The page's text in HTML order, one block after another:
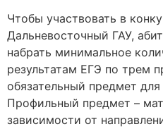
Чтобы участвовать в
Дальневосточный ГАУ,
набрать минимальное
результатам ЕГЭ по трем
обязательный предмет
Профильный предмет –
зависимости от